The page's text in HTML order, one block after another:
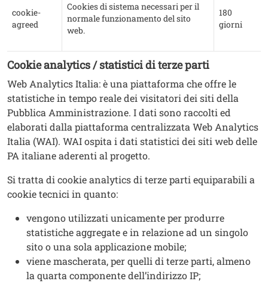
cookie-
agreed
Cookies di sistema necessari per il
normale funzionamento del sito
web.
180
giorni
Cookie analytics / statistici di terze parti
Web Analytics Italia: è una piattaforma che offre le
statistiche in tempo reale dei visitatori dei siti della
Pubblica Amministrazione. I dati sono raccolti ed
elaborati dalla piattaforma centralizzata Web Analytics
Italia (WAI). WAI ospita i dati statistici dei siti web delle
PA italiane aderenti al progetto.
Si tratta di cookie analytics di terze parti equiparabili a
cookie tecnici in quanto:
vengono utilizzati unicamente per produrre
statistiche aggregate e in relazione ad un singolo
sito o una sola applicazione mobile;
viene mascherata, per quelli di terze parti, almeno
la quarta componente dell’indirizzo IP;